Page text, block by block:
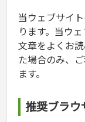
ジュニアスポ
その他スポ
園芸・野菜づ
雑学
ゲーム・マジ
家相・風水・
音楽・楽器
趣味・鑑賞
絵画・デッサ
俳句・詩・
辞典
語学・旅行
運転免許
原付・二輪
普通免許
その他免許
お弁当
健康メニュ
調理器具ク
お菓子・ケ
クラフト
収納・掃除
ダイエット
メイク・ネ
着物・着つけ
冠婚葬祭・手紙
冠婚葬祭・
手紙・ペン字
妊娠・出産・育
妊娠・出産
離乳食・幼
家庭医学・
健康知識
栄養事典
生活習慣病
看護一般
介護一般
保育・教育
パネルシア
指導マニュア
おりがみ・
なぞなぞ・
占い・心理
のりもの・
読み物・絵本
学参・ドリル
夏休みドリル
総復習ドリル
学習・地図
自由研究・読
就職活動
就職活動
就職試験
公務員試験
資格試験
検定試験・資格
英語検定・
漢字検定・数
看護・薬学
ケアマネジャ
ビジネス
経営・経済・法律
簿記・経理・
ビジネス読
旅行・歴史
国外旅行
地理・歴史
文庫
ダイアリー
当ウェブサイ
ります。当ウ
文章をよくお
た場合のみ、
ます。
推奨ブラウ